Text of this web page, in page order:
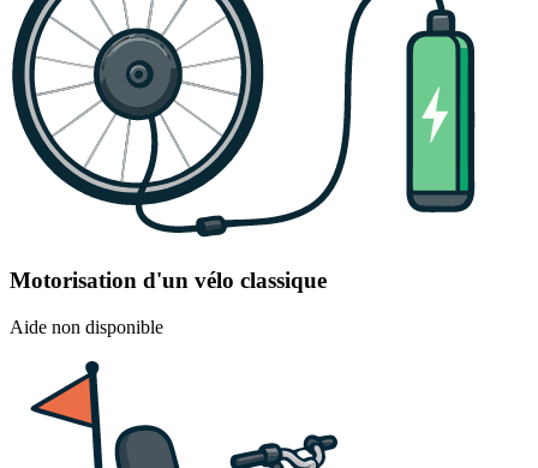
Motorisation d'un vélo classique
Aide non disponible